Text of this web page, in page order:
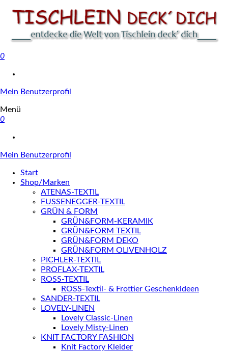
0
Mein Benutzerprofil
Menü
0
Mein Benutzerprofil
Start
Shop/Marken
ATENAS-TEXTIL
FUSSENEGGER-TEXTIL
GRÜN & FORM
GRÜN&FORM-KERAMIK
GRÜN&FORM TEXTIL
GRÜN&FORM DEKO
GRÜN&FORM OLIVENHOLZ
PICHLER-TEXTIL
PROFLAX-TEXTIL
ROSS-TEXTIL
ROSS-Textil- & Frottier Geschenkideen
SANDER-TEXTIL
LOVELY-LINEN
Lovely Classic-Linen
Lovely Misty-Linen
KNIT FACTORY FASHION
Knit Factory Kleider